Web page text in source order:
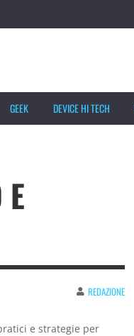
GEEK DEVICE HI TECH
REDAZIONE
e strategie per